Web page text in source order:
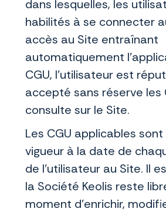
dans lesquelles, les
habilités à se connecter
accès au Site entraînant
automatiquement
CGU, l’utilisateur est
accepté sans réserve les
consulte sur le Site.
Les CGU applicables
vigueur à la date de
de l’utilisateur au Site. Il
la Société Keolis reste
moment d'enrichir,